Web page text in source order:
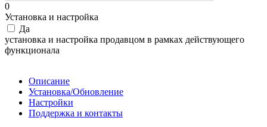
0
Установка и настройка
Да
установка и настройка продавцом в рамках действующего
функционала
Описание
Установка/Обновление
Настройки
Поддержка и контакты